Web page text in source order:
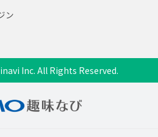
ン
Inc. All Rights Reserved.